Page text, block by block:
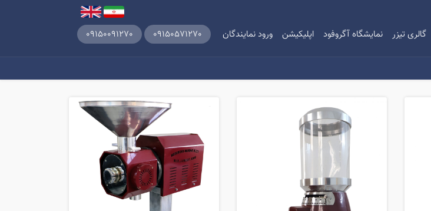
گالری تیزر نمایشگاه آگروفود اپلیکیشن ورود نمایندگان 09150571270
09150091270